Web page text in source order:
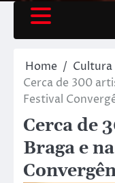
Home
Cultura
Cerca de 300
Festival
Cerca de
Braga e